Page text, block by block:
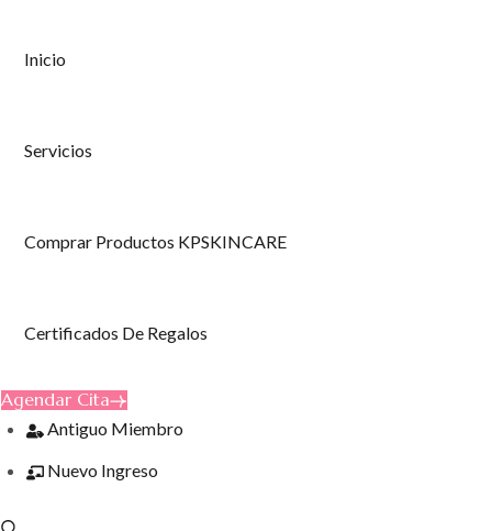
Inicio
Servicios
Comprar Productos KPSKINCARE
Certificados De Regalos
Agendar Cita
Antiguo Miembro
Nuevo Ingreso